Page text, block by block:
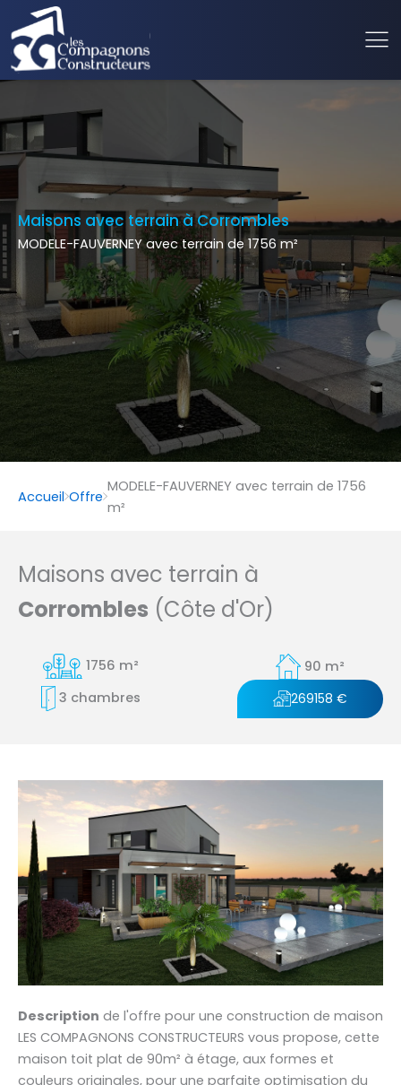
Maisons avec terrain à Corrombles
MODELE-FAUVERNEY avec terrain de 1756 m²
Accueil Offre
MODELE-FAUVERNEY avec terrain de 1756
m²
Maisons avec terrain à
Corrombles (Côte d'Or)
1756 m²
90 m²
3 chambres
269158 €
Description de l'offre pour une construction de maison
LES COMPAGNONS CONSTRUCTEURS vous propose, cette
maison toit plat de 90m² à étage, aux formes et
couleurs originales, pour une parfaite optimisation du